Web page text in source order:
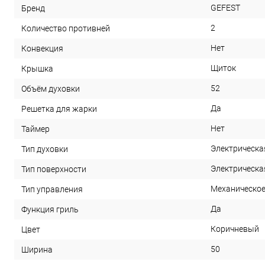
Бренд GEFEST
Количество противней 2
Конвекция Нет
Крышка Щиток
Объём духовки 52
Решетка для жарки Да
Таймер Нет
Тип духовки
Тип поверхности
Тип управления Механическое
Функция гриль Да
Цвет Коричневый
Ширина 50